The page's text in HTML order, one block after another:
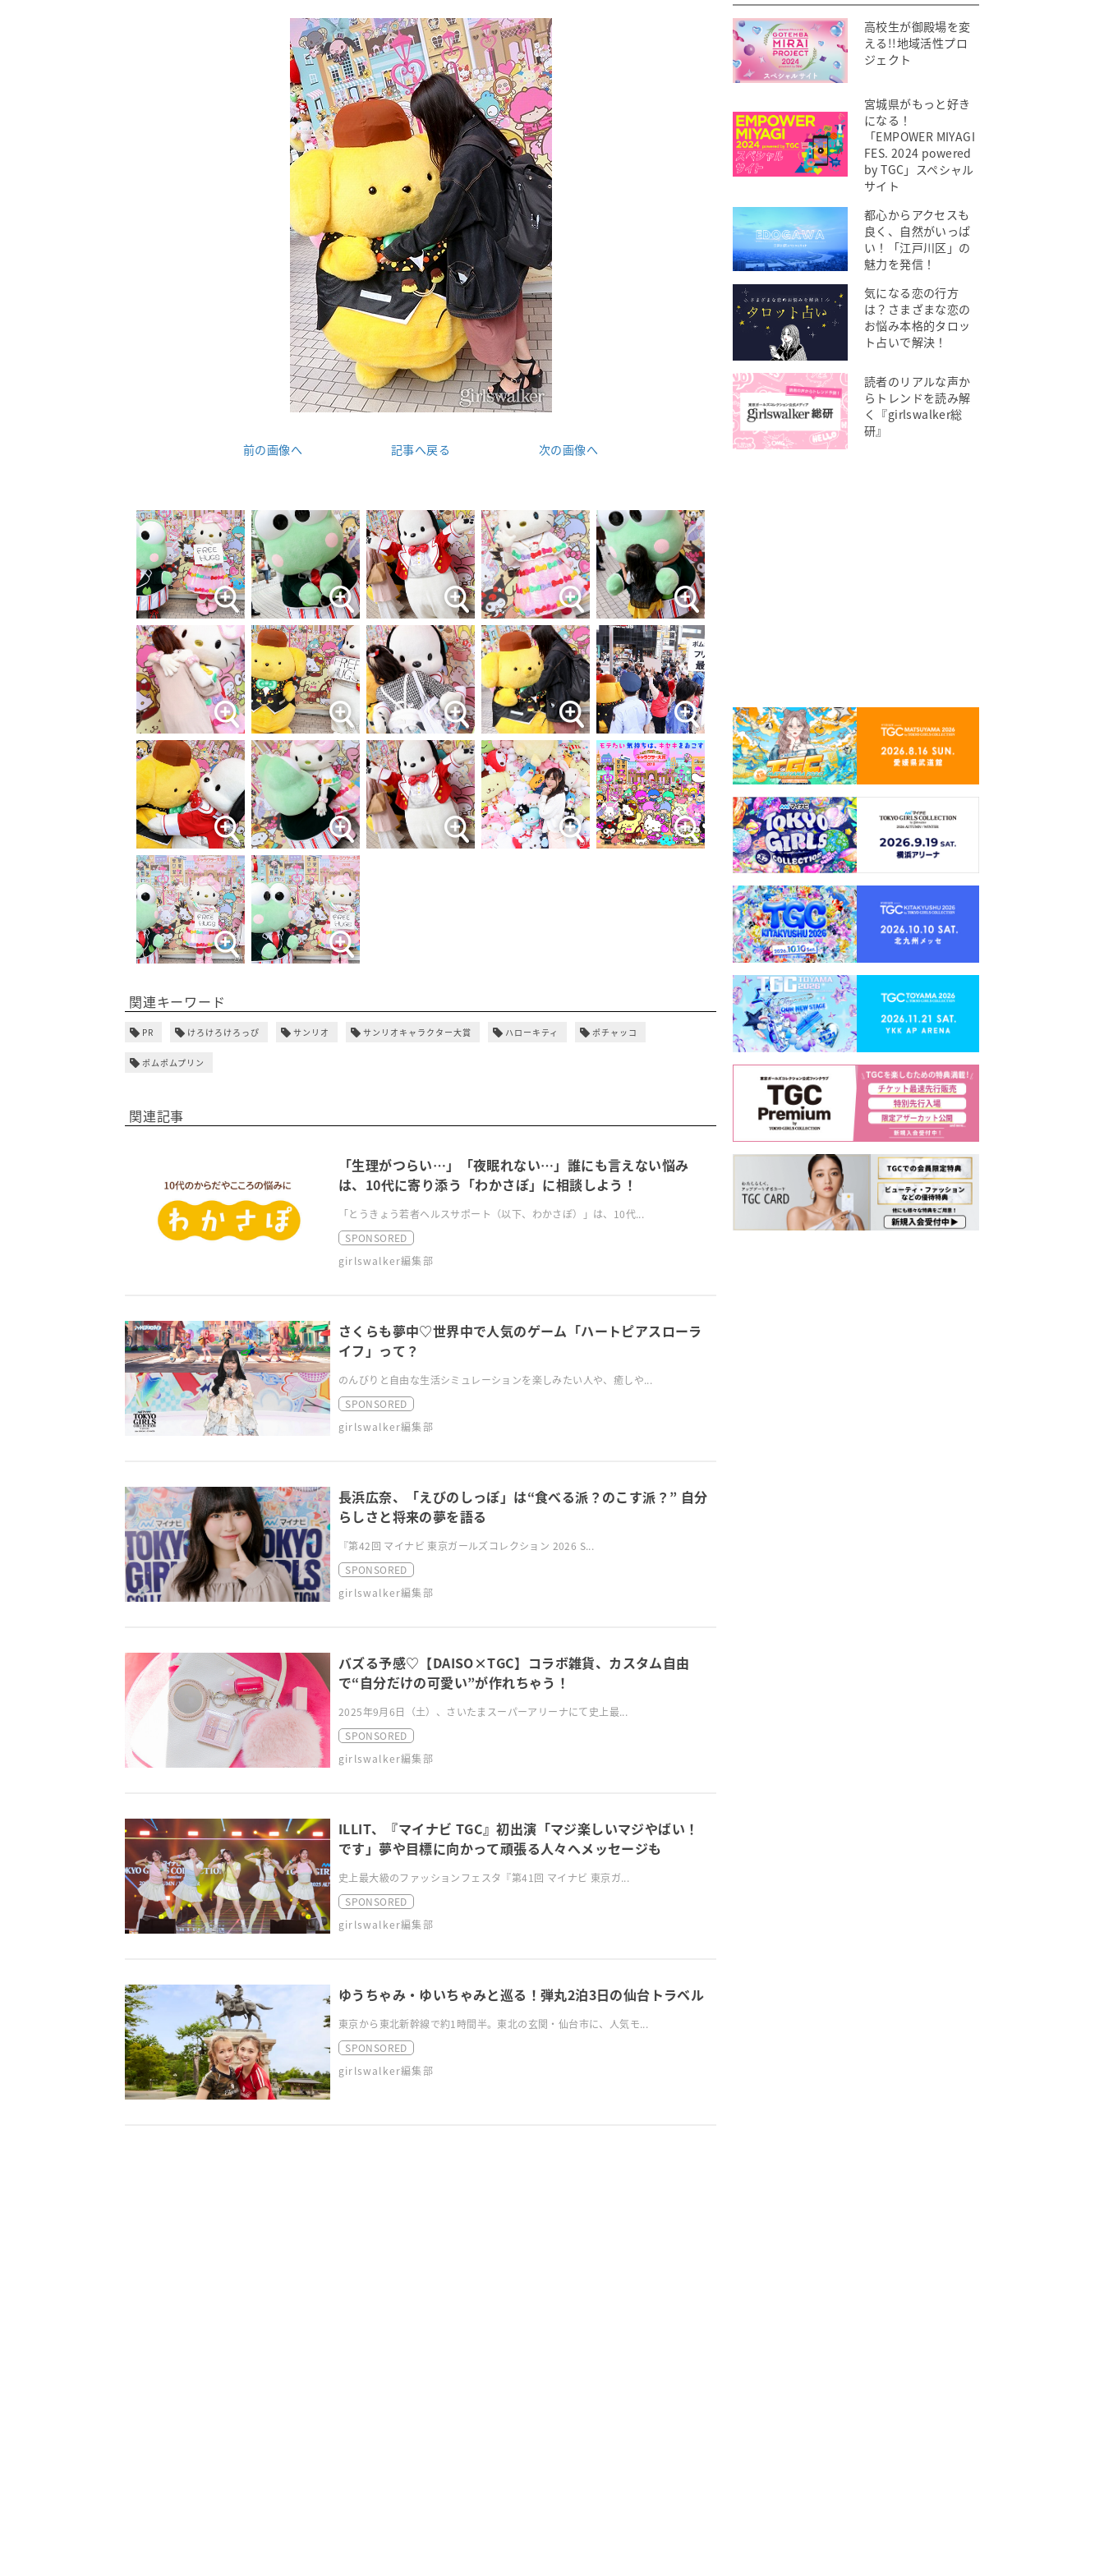
前の画像へ 記事へ戻る 次の画像へ
関連キーワード
PR けろけろけろっぴ サンリオ サンリオキャラクター大賞 ハローキティ ポチャッコ
ポムポムプリン
関連記事
「生理がつらい…」「夜眠れない…」誰にも言えない悩み
は、10代に寄り添う「わかさぽ」に相談しよう！
「とうきょう若者ヘルスサポート（以下、わかさぽ）」は、10代...
SPONSORED
girlswalker編集部
さくらも夢中♡世界中で人気のゲーム「ハートピアスローラ
イフ」って？
のんびりと自由な生活シミュレーションを楽しみたい人や、癒しや...
SPONSORED
girlswalker編集部
長浜広奈、「えびのしっぽ」は“食べる派？のこす派？” 自分
らしさと将来の夢を語る
『第42回 マイナビ 東京ガールズコレクション 2026 S...
SPONSORED
girlswalker編集部
バズる予感♡【DAISO×TGC】コラボ雑貨、カスタム自由
で“自分だけの可愛い”が作れちゃう！
2025年9月6日（土）、さいたまスーパーアリーナにて史上最...
SPONSORED
girlswalker編集部
ILLIT、『マイナビ TGC』初出演「マジ楽しいマジやばい！
です」夢や目標に向かって頑張る人々へメッセージも
史上最大級のファッションフェスタ『第41回 マイナビ 東京ガ...
SPONSORED
girlswalker編集部
ゆうちゃみ・ゆいちゃみと巡る！弾丸2泊3日の仙台トラベル
東京から東北新幹線で約1時間半。東北の玄関・仙台市に、人気モ...
SPONSORED
girlswalker編集部
高校生が御殿場を変
える!!地域活性プロ
ジェクト
宮城県がもっと好き
になる！
「EMPOWER MIYAGI
FES. 2024 powered
by TGC」スペシャル
サイト
都心からアクセスも
良く、自然がいっぱ
い！「江戸川区」の
魅力を発信！
気になる恋の行方
は？さまざまな恋の
お悩み本格的タロッ
ト占いで解決！
読者のリアルな声か
らトレンドを読み解
く『girlswalker総
研』